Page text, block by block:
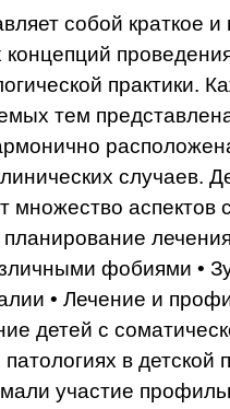
собой краткое и
практики.
тем
случаев.
множество аспектов
планирование
фобиями •
• Лечение и
детей с
в детской
участие